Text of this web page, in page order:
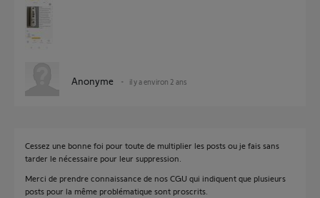
Anonyme il y a environ 2 ans
Cessez une bonne foi pour toute de multiplier les posts ou je fais sans
tarder le nécessaire pour leur suppression.
Merci de prendre connaissance de nos CGU qui indiquent que plusieurs
posts pour la même problématique sont proscrits.